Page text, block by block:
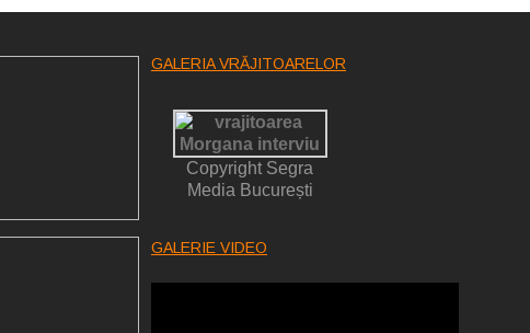
GALERIA VRĂJITOARELOR
Copyright Segra
Media București
GALERIE VIDEO